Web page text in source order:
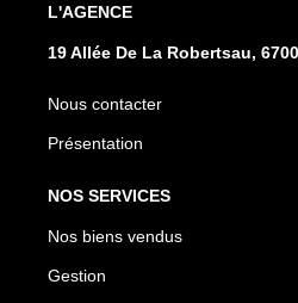
L'AGENCE
19 Allée De La Robertsau,
Nous contacter
Présentation
NOS SERVICES
Nos biens vendus
Gestion